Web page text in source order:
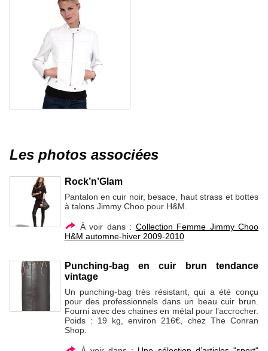
Les photos associées
Rock’n’Glam
Pantalon en cuir noir, besace, haut strass et bottes
à talons Jimmy Choo pour H&M.
À voir dans : Collection Femme Jimmy Choo
H&M automne-hiver 2009-2010
Punching-bag en cuir brun tendance
vintage
Un punching-bag très résistant, qui a été conçu
pour des professionnels dans un beau cuir brun.
Fourni avec des chaines en métal pour l’accrocher.
Poids : 19 kg, environ 216€, chez The Conran
Shop.